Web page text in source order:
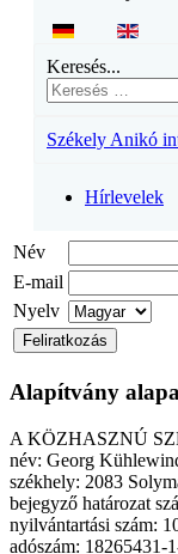
Keresés...
Székely Anikó
Hírlevelek
Név
E-mail
Nyelv
Alapítvány
A KÖZHASZNÚ
név: Georg
székhely: 2083
bejegyző határozat
nyilvántartási szám:
adószám: 18265431-